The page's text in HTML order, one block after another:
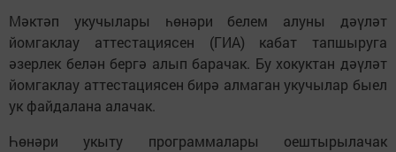
Мәктәп укучылары һөнәри белем алуны дәүләт
йомгаклау аттестациясен (ГИА) кабат тапшыруга
әзерлек белән бергә алып барачак. Бу хокуктан дәүләт
йомгаклау аттестациясен бирә алмаган укучылар быел
ук файдалана алачак.
Һөнәри укыту программалары оештырылачак